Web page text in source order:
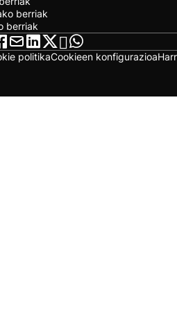
berriak
berriak
politikaCookieen konfigurazioa